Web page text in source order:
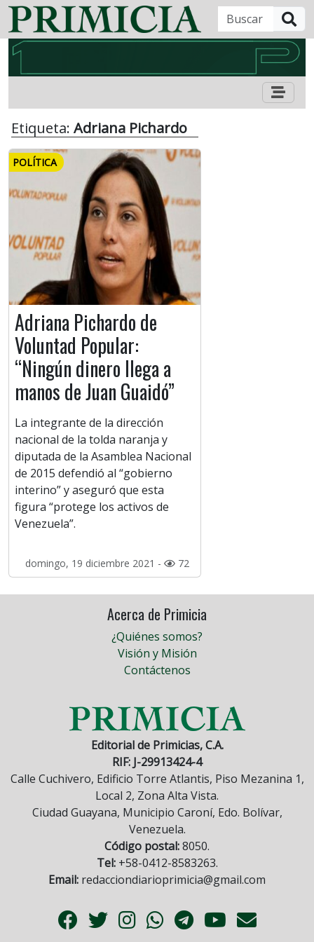
Etiqueta: Adriana Pichardo
POLÍTICA
Adriana Pichardo de
Voluntad Popular:
“Ningún dinero llega a
manos de Juan Guaidó”
La integrante de la dirección
nacional de la tolda naranja y
diputada de la Asamblea Nacional
de 2015 defendió al “gobierno
interino” y aseguró que esta
figura “protege los activos de
Venezuela”.
domingo, 19 diciembre 2021 - 72
Acerca de Primicia
¿Quiénes somos?
Visión y Misión
Contáctenos
Editorial de Primicias, C.A.
RIF: J-29913424-4
Calle Cuchivero, Edificio Torre Atlantis, Piso Mezanina 1,
Local 2, Zona Alta Vista.
Ciudad Guayana, Municipio Caroní, Edo. Bolívar,
Venezuela.
Código postal:8050.
Tel:+58-0412-8583263.
Email: redacciondiarioprimicia@gmail.com